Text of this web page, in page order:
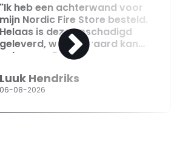
"Ik heb een achterwand voor
mijn Nordic Fire Store besteld.
Helaas is deze beschadigd
geleverd, wat uiteraard kan
gebeuren. Direct na
opgenomen met de
klantenservice. Helaas
erg moeizaam; tussen de e-
Luuk Hendriks
06-08-2026